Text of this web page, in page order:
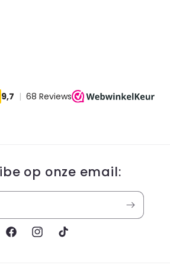
op onze email:
FacebookInstagram
TikTok